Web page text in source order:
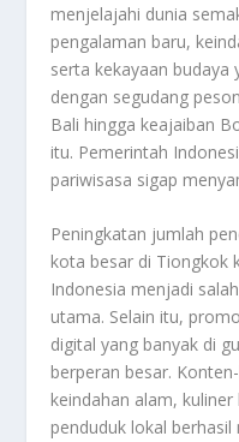
menjelajahi dunia
pengalaman baru,
serta kekayaan budaya
dengan segudang
Bali hingga keajaiban
itu. Pemerintah
pariwisasa sigap
Peningkatan jumlah
kota besar di Tiongkok
Indonesia menjadi
utama. Selain itu,
digital yang banyak di
berperan besar.
keindahan alam,
penduduk lokal